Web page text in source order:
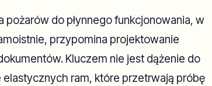
pożarów do płynnego funkcjonowania, w
przypomina projektowanie
Kluczem nie jest dążenie do
ram, które przetrwają próbę